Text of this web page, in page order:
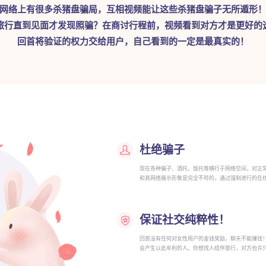
网络上有很多杀猪盘骗局，互相视频能让这些杀猪盘骗子无所遁形！
行直到见面才发现照骗？在商讨行程前，视频看到对方才是更好的
回首将验证的权力交给用户，自己看到的一定是最真实的！
杜绝骗子
现在各种骗子、酒托、饭托等横行于网络空间，对
和其网络展示形象是完全不符的，通过强制进行的在
保证社交纯粹性！
回首没有任何对女性用户的金钱奖励，聊天不能赚
会产生以此牟利的人。你想找人结伴旅行，对方也许